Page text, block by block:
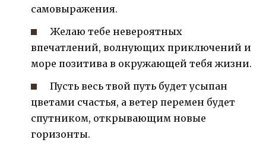
самовыражения.
Желаю тебе невероятных
впечатлений, волнующих приключений и
море позитива в окружающей тебя жизни.
Пусть весь твой путь будет усыпан
цветами счастья, а ветер перемен будет
спутником, открывающим новые
горизонты.